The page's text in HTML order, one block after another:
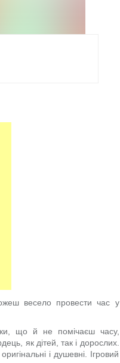
весело провести час у
що й не помічаєш часу,
як дітей, так і дорослих.
і душевні. Ігровий